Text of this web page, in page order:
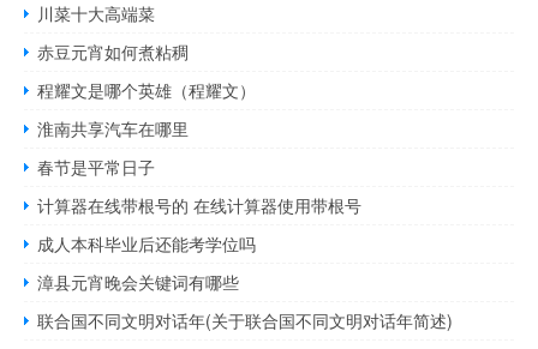
川菜十大高端菜
赤豆元宵如何煮粘稠
程耀文是哪个英雄（程耀文）
淮南共享汽车在哪里
春节是平常日子
计算器在线带根号的 在线计算器使用带根号
成人本科毕业后还能考学位吗
漳县元宵晚会关键词有哪些
联合国不同文明对话年(关于联合国不同文明对话年简述)